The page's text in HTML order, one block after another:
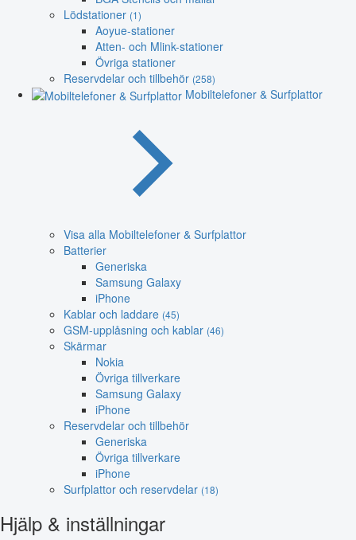
Lödstationer (1)
Aoyue-stationer
Atten- och Mlink-stationer
Övriga stationer
Reservdelar och tillbehör (258)
Mobiltelefoner & Surfplattor
Visa alla Mobiltelefoner & Surfplattor
Batterier
Generiska
Samsung Galaxy
iPhone
Kablar och laddare (45)
GSM-upplåsning och kablar (46)
Skärmar
Nokia
Övriga tillverkare
Samsung Galaxy
iPhone
Reservdelar och tillbehör
Generiska
Övriga tillverkare
iPhone
Surfplattor och reservdelar (18)
Hjälp & inställningar